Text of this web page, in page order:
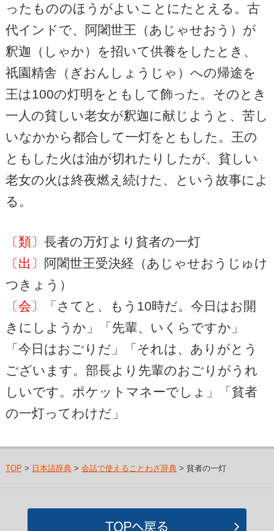
ったもののほうがよいことにたとえる。古
代インドで、阿闍世王（あじゃせおう）が
釈迦（しゃか）を招いて供養をしたとき、
祇園精舎（ぎおんしょうじゃ）への帰途を
王は100の灯明をともして飾った。そのとき
一人の貧しい老女が釈迦に献じようと、苦し
いなかから都合して一灯をともした。王の
ともした火は油が切れたりしたが、貧しい
老女の火は終夜燃え続けた、という故事によ
る。
〔類〕 長者の万灯より貧者の一灯
〔出〕 阿闍世王受決経（あじゃせおうじゅけ
つきょう）
〔会〕
「さてと、もう10時だ。今日はお開
きにしようか」「先輩、いくらですか」
「今日はおごりだ」「それは、ありがとう
ございます。部長より先輩のおごりがうれ
しいです。ポケットマネーでしょ」「貧者
の一灯ってわけだ」
TOP > 日本語辞典> 会話で使えることわざ辞典> 貧者の一灯